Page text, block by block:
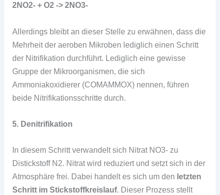
2NO2- + O2 -> 2NO3-
Allerdings bleibt an dieser Stelle zu erwähnen, dass die
Mehrheit der aeroben Mikroben lediglich einen Schritt
der Nitrifikation durchführt. Lediglich eine gewisse
Gruppe der Mikroorganismen, die sich
Ammoniakoxidierer (COMAMMOX) nennen, führen
beide Nitrifikationsschritte durch.
5. Denitrifikation
In diesem Schritt verwandelt sich Nitrat NO3- zu
Distickstoff N2. Nitrat wird reduziert und setzt sich in der
Atmosphäre frei. Dabei handelt es sich um den letzten
Schritt im Stickstoffkreislauf. Dieser Prozess stellt